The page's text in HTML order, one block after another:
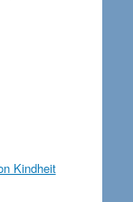
Kindheit